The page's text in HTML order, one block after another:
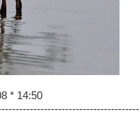
* 14:50